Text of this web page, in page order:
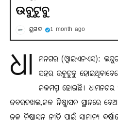
ଉବୁଟୁବୁ
ୟୁଗାବ୍ଦ 1 month ago
ଧା
ମନଗର (ଓ୍ବାଇଏନଏସ):
ସହର ଉବୁଟୁବୁ
ଜଳମଗ୍ନ ହୋଇଛି।
ଜବରଦଖଲ,ଜଳ ନିଷ୍କାସନ ସ୍ଥାନରେ
ଜଳ ନିଷ୍କାସନ ନୀତି ପାଇଁ ସାମାନ୍ୟ